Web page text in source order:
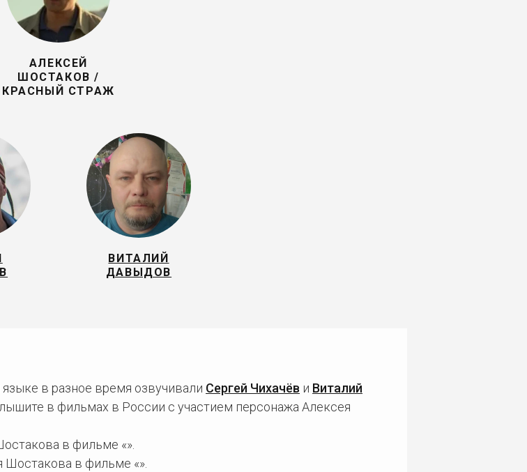
АЛЕКСЕЙ
ШОСТАКОВ /
КРАСНЫЙ СТРАЖ
ВИТАЛИЙ
ДАВЫДОВ
в разное время озвучивали Сергей Чихачёв и Виталий
в фильмах в России с участием персонажа Алексея
в фильме «».
в фильме «».